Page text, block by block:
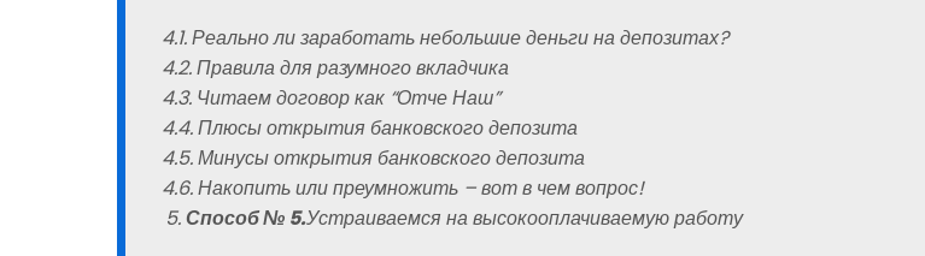
4.1. Реально ли заработать небольшие деньги на депозитах?
4.2. Правила для разумного вкладчика
4.3. Читаем договор как “Отче Наш”
4.4. Плюсы открытия банковского депозита
4.5. Минусы открытия банковского депозита
4.6. Накопить или преумножить – вот в чем вопрос!
Способ № 5.Устраиваемся на высокооплачиваемую работу